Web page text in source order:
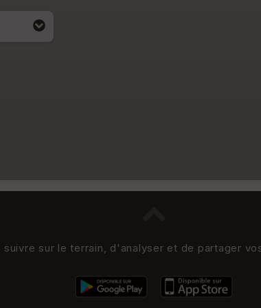
sur le terrain, d'analyser et de partager